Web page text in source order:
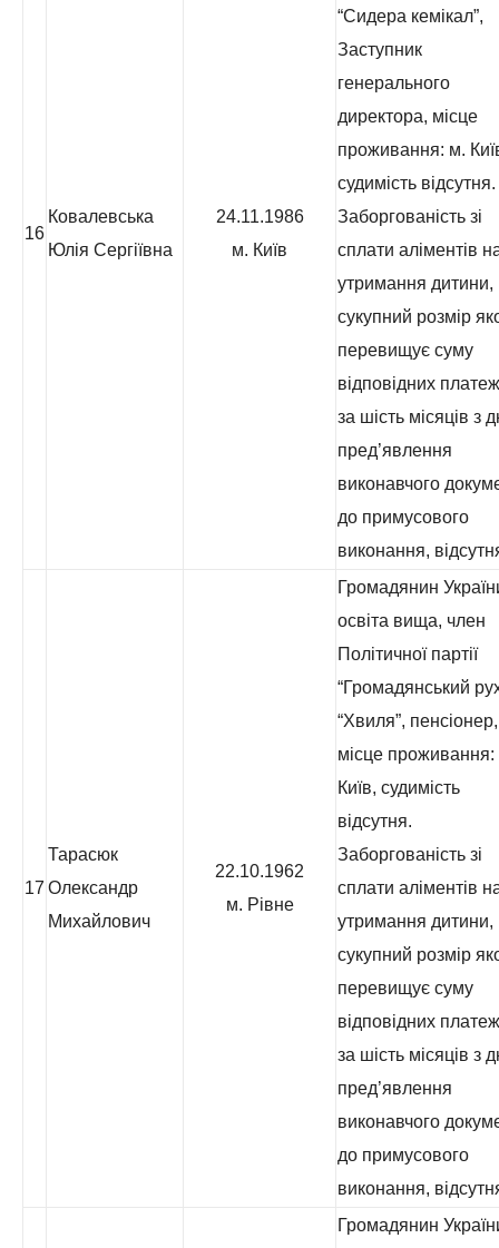
16
Ковалевська
Юлія Сергіївна
24.11.1986
м. Київ
“Сидера кемікал”,
Заступник
генерального
директора, місце
проживання: м.
судимість відсутня.
Заборгованість зі
сплати аліментів
утримання дитини,
сукупний розмір
перевищує суму
відповідних
за шість місяців з
пред’явлення
виконавчого
до примусового
виконання,
17
Тарасюк
Олександр
Михайлович
22.10.1962
м. Рівне
Громадянин
освіта вища, член
Політичної партії
“Громадянський
“Хвиля”, пенсіонер,
місце
Київ, судимість
відсутня.
Заборгованість зі
сплати аліментів
утримання дитини,
сукупний розмір
перевищує суму
відповідних
за шість місяців з
пред’явлення
виконавчого
до примусового
виконання,
Громадянин